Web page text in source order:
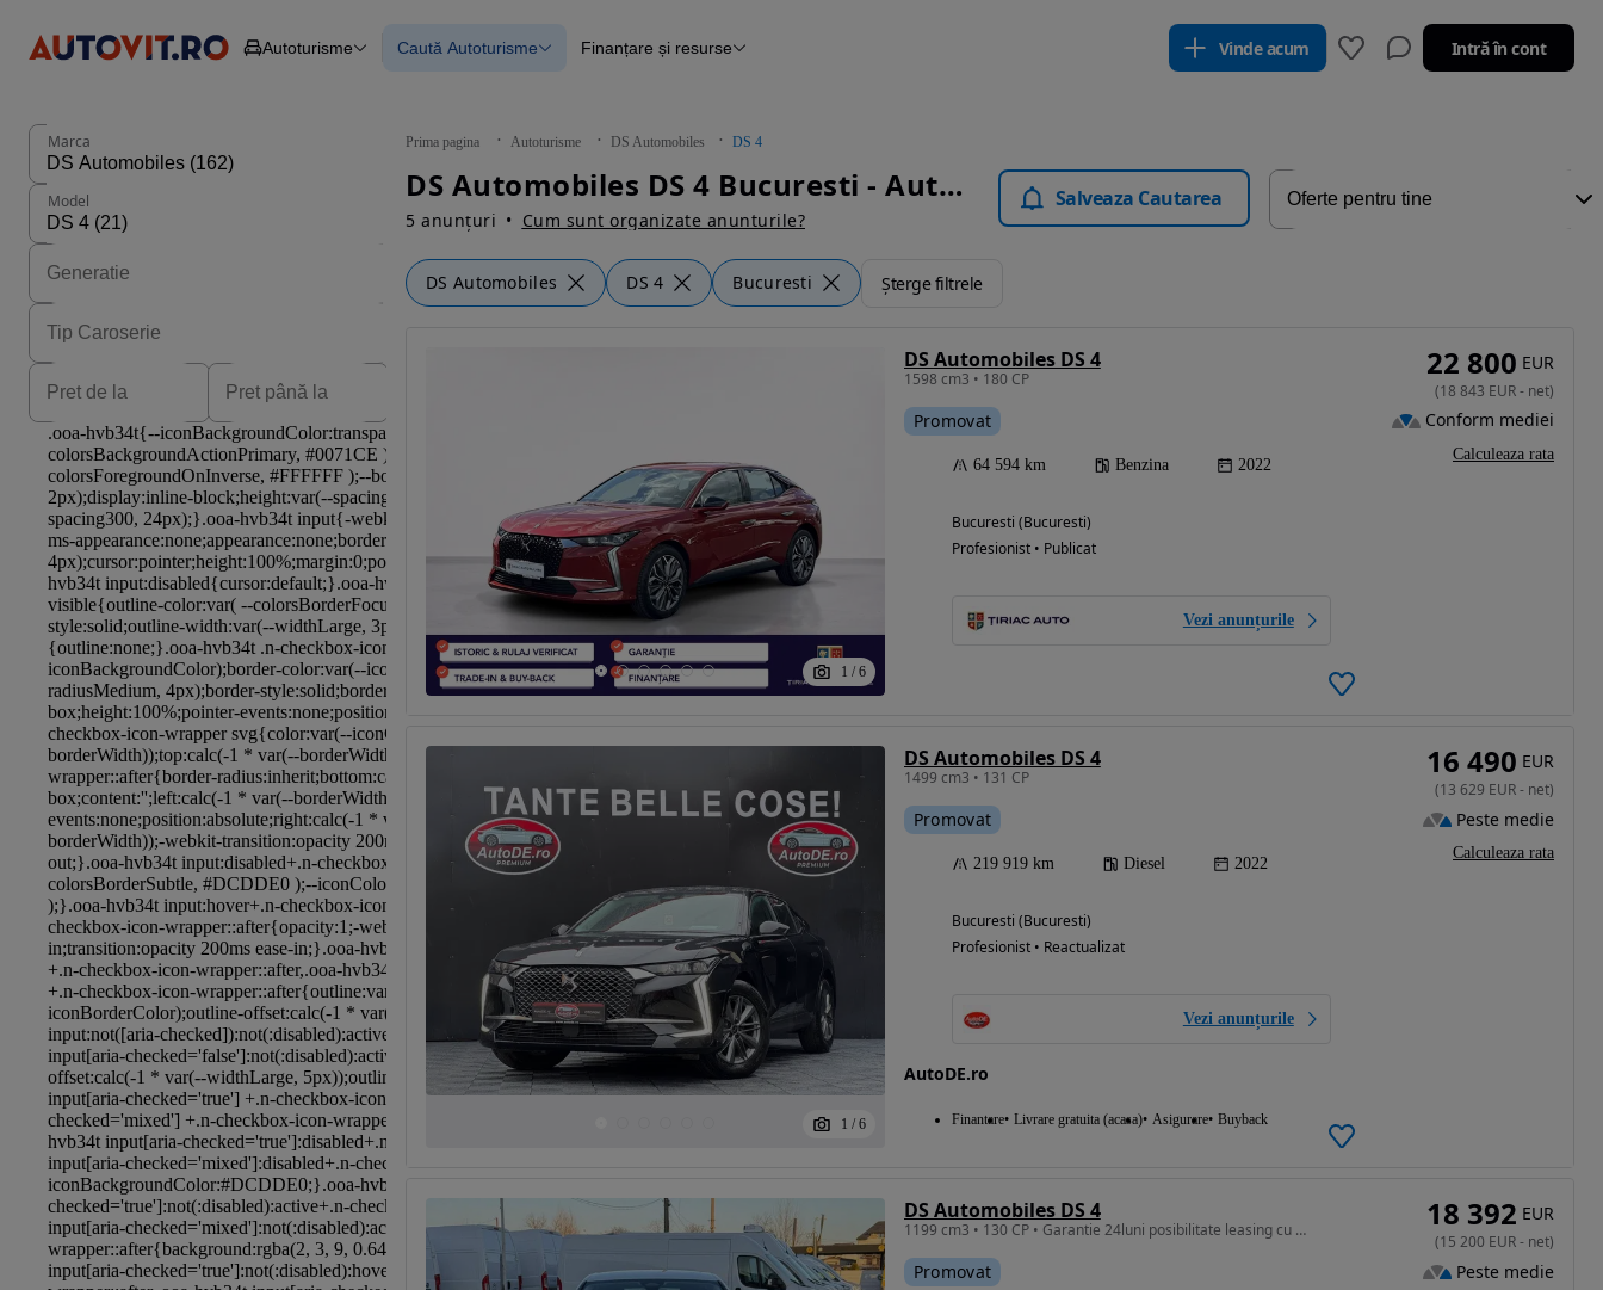
Autoturisme
Autoturisme
Mașini electrice
Mașini cu detalii verificate
Caută Autoturisme
Blog Autovit.ro
Finanțare și resurse Vinde acum Intră în cont
Prima pagina Autoturisme DS Automobiles DS 4
DS Automobiles DS 4 Bucuresti - Autoturisme
5 anunțuri Cum sunt organizate anunturile?
Salveaza Cautarea
DS Automobiles DS 4 Bucuresti Șterge filtrele
Marca
Model
finantare
1 / 6
DS Automobiles DS 4
1598 cm3 • 180 CP
Promovat
64 594 km Benzina 2022
Bucuresti (Bucuresti)
Profesionist • Publicat
Vezi anunțurile
22 800 EUR
(18 843 EUR- net)
Conform mediei
Calculeaza rata
1 / 6
DS Automobiles DS 4
1499 cm3 • 131 CP
Promovat
219 919 km Diesel 2022
Bucuresti (Bucuresti)
Profesionist • Reactualizat
Vezi anunțurile
AutoDE.ro
Finantare Livrare gratuita (acasa) Asigurare Buyback
16 490 EUR
(13 629 EUR- net)
Peste medie
Calculeaza rata
DS Automobiles DS 4
1199 cm3 • 130 CP • Garantie 24luni posibilitate leasing cu dobanda anuala fixa 4.25%
Promovat
18 392 EUR
(15 200 EUR- net)
Peste medie